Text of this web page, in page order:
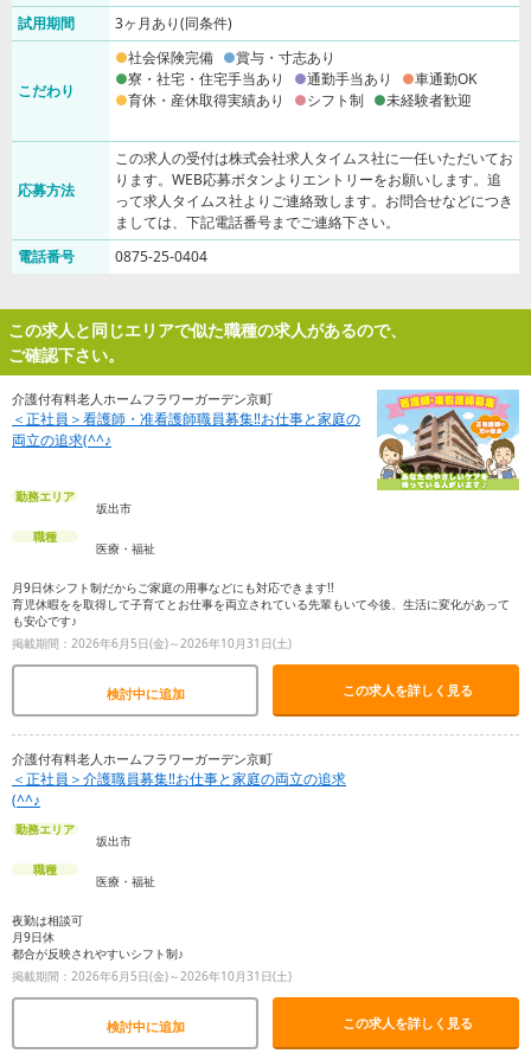
試用期間
3ヶ月あり(同条件)
こだわり
社会保険完備
賞与・寸志あり
寮・社宅・住宅手当あり
通勤手当あり
車通勤OK
育休・産休取得実績あり
シフト制 未経験者歓迎
応募方法
この求人の受付は株式会社求人タイムス社に一任いただいてお
ります。WEB応募ボタンよりエントリーをお願いします。追
って求人タイムス社よりご連絡致します。お問合せなどにつき
ましては、下記電話番号までご連絡下さい。
電話番号
0875-25-0404
この求人と同じエリアで似た職種の求人があるので、
ご確認下さい。
介護付有料老人ホームフラワーガーデン京町
＜正社員＞看護師・准看護師職員募集‼お仕事と家庭の
両立の追求(^^♪
勤務エリア
坂出市
職種
医療・福祉
月9日休シフト制だからご家庭の用事などにも対応できます!!
育児休暇をを取得して子育てとお仕事を両立されている先輩もいて今後、生活に変化があって
も安心です♪
掲載期間：2026年6月5日(金)～2026年10月31日(土)
検討中に追加 この求人を詳しく見る
介護付有料老人ホームフラワーガーデン京町
＜正社員＞介護職員募集‼お仕事と家庭の両立の追求
(^^♪
勤務エリア
坂出市
職種
医療・福祉
夜勤は相談可
月9日休
都合が反映されやすいシフト制♪
掲載期間：2026年6月5日(金)～2026年10月31日(土)
検討中に追加 この求人を詳しく見る